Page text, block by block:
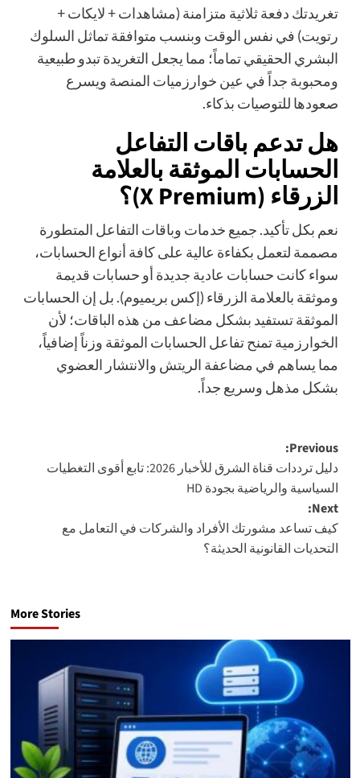
تغريدتك دفعة ثلاثية متزامنة (مشاهدات + لايكات +
رتويت) في نفس الوقت وبنسب متوافقة تماثل السلوك
البشري الحقيقي تماماً؛ مما يجعل التغريدة تبدو طبيعية
ومحبوبة جداً في عين خوارزميات المنصة ويسرع
صعودها للتوصيات بذكاء.
هل تدعم باقات التفاعل
الحسابات الموثقة بالعلامة
الزرقاء (X Premium)؟
نعم بكل تأكيد. جميع خدمات وباقات التفاعل المتطورة
مصممة لتعمل بكفاءة عالية على كافة أنواع الحسابات،
سواء كانت حسابات عادية جديدة أو حسابات قديمة
وموثقة بالعلامة الزرقاء (إكس بريميوم). بل إن الحسابات
الموثقة تستفيد بشكل مضاعف من هذه الباقات؛ لأن
الخوارزمية تمنح تفاعل الحسابات الموثقة وزناً إضافياً،
مما يساهم في مضاعفة الريتش والانتشار العضوي
بشكل مذهل وسريع جداً.
Post
navigation
Previous:
دليل ترددات قناة الشرق للأخبار 2026: تابع أقوى التغطيات
السياسية والرياضية بجودة HD
Next:
كيف تساعد مشورتك الأفراد والشركات في التعامل مع
التحديات القانونية الحديثة؟
More Stories